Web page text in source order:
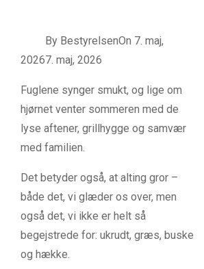
By BestyrelsenOn 7. maj,
20267. maj, 2026
Fuglene synger smukt, og lige om
hjørnet venter sommeren med de
lyse aftener, grillhygge og samvær
med familien.
Det betyder også, at alting gror –
både det, vi glæder os over, men
også det, vi ikke er helt så
begejstrede for: ukrudt, græs, buske
og hække.